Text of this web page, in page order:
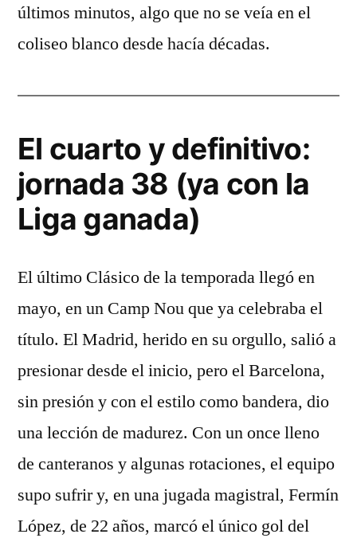
últimos minutos, algo que no se veía en el
coliseo blanco desde hacía décadas.
El cuarto y definitivo:
jornada 38 (ya con la
Liga ganada)
El último Clásico de la temporada llegó en
mayo, en un Camp Nou que ya celebraba el
título. El Madrid, herido en su orgullo, salió a
presionar desde el inicio, pero el Barcelona,
sin presión y con el estilo como bandera, dio
una lección de madurez. Con un once lleno
de canteranos y algunas rotaciones, el equipo
supo sufrir y, en una jugada magistral, Fermín
López, de 22 años, marcó el único gol del